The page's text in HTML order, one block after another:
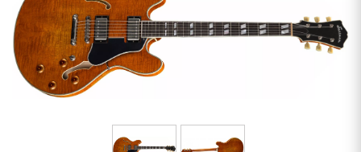
Synths & samplers
Home-studio
Hoofdtelefoon